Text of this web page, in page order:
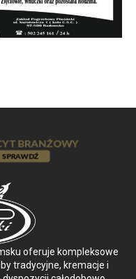
oferuje kompleksowe
tradycyjne, kremacje i